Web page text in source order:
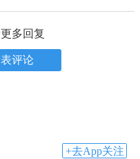
多回复
评论
+去App关注